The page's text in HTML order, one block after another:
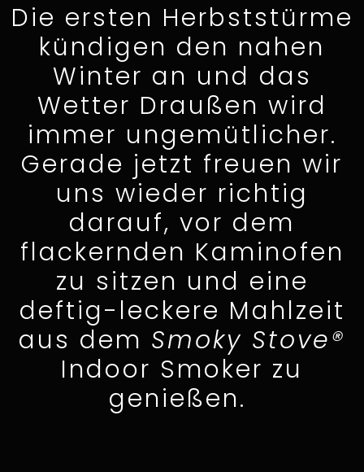
Die ersten Herbststürme
kündigen den nahen
Winter an und das
Wetter Draußen wird
immer ungemütlicher.
Gerade jetzt freuen wir
uns wieder richtig
darauf, vor dem
flackernden Kaminofen
zu sitzen und eine
deftig-leckere Mahlzeit
aus dem Smoky Stove®
Indoor Smoker zu
genießen.